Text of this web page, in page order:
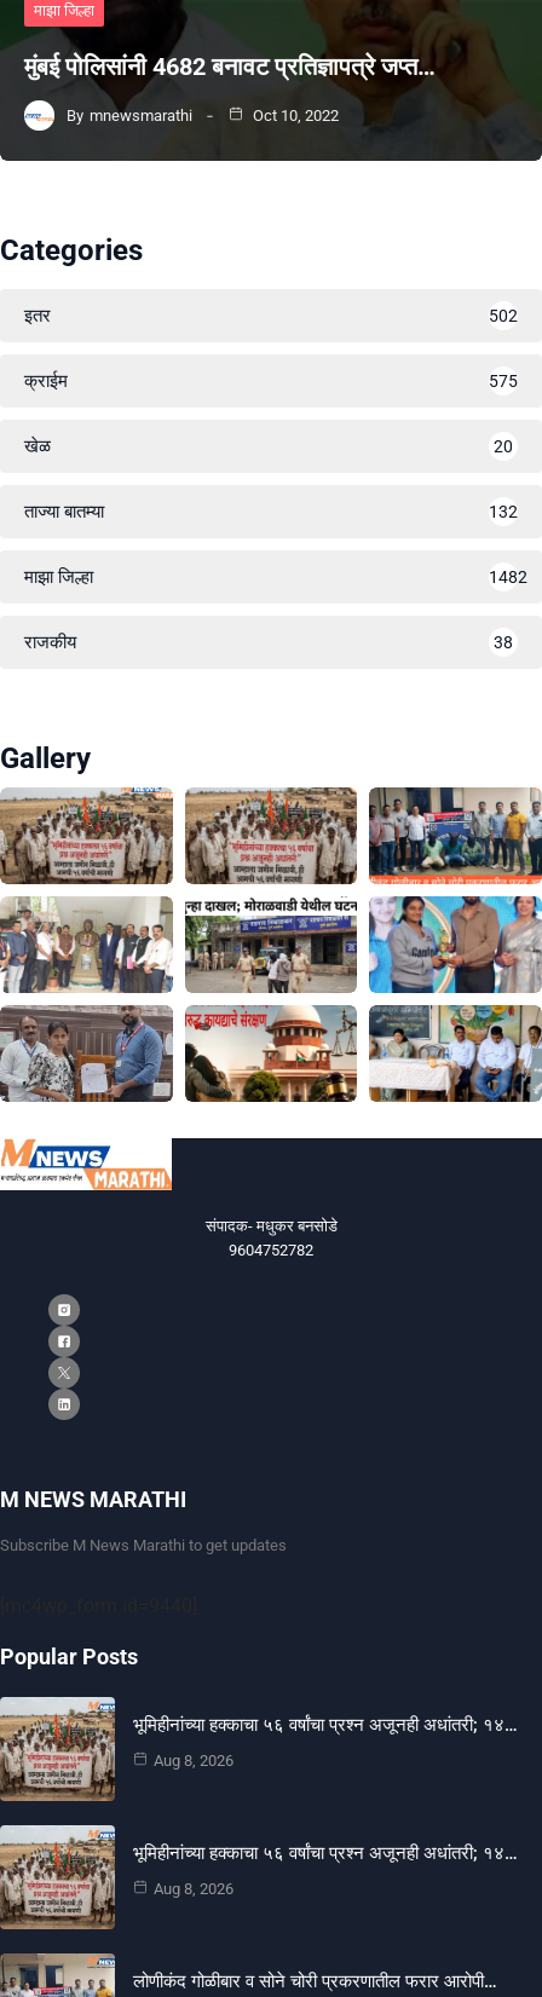
माझा जिल्हा
मुंबई पोलिसांनी 4682 बनावट प्रतिज्ञापत्रे जप्त…
By mnewsmarathi Oct 10, 2022
Categories
इतर 502
क्राईम 575
खेळ 20
ताज्या बातम्या 132
माझा जिल्हा 1482
राजकीय 38
Gallery
संपादक- मधुकर बनसोडे
9604752782
M NEWS MARATHI
Subscribe M News Marathi to get updates
Popular Posts
भूमिहीनांच्या हक्काचा ५६ वर्षांचा प्रश्न अजूनही अधांतरी; १४…
Aug 8, 2026
भूमिहीनांच्या हक्काचा ५६ वर्षांचा प्रश्न अजूनही अधांतरी; १४…
Aug 8, 2026
लोणीकंद गोळीबार व सोने चोरी प्रकरणातील फरार आरोपी…